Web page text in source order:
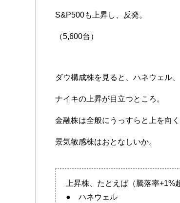
S&P500も上昇し、反発。
（5,600台）
ダウ構成株を見ると、ハネウェル、
ナイキの上昇が目立つところ。
金融株は全般にうっすらと上を向
景気敏感株はおとなしいか。
上昇株、たとえば（騰落率+1%
● ハネウェル